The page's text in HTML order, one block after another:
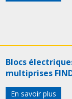
Blocs
multiprises
En savoir plus